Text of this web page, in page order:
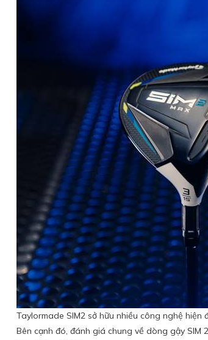
Taylormade SIM2 sở hữu nhiều công nghệ hiện
Bên cạnh đó, đánh giá chung về dòng gậy SIM